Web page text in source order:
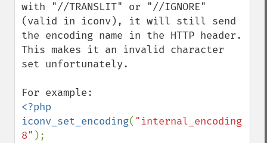
with "//TRANSLIT" or "//IGNORE"
(valid in iconv), it will still send
the encoding name in the HTTP header.
This makes it an invalid character
set unfortunately.
<?php
iconv_set_encoding( "internal_encoding"
8"